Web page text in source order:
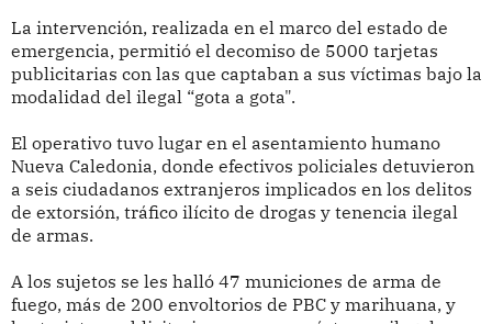
La intervención, realizada en el marco del estado de
emergencia, permitió el decomiso de 5000 tarjetas
publicitarias con las que captaban a sus víctimas bajo la
modalidad del ilegal “gota a gota".
El operativo tuvo lugar en el asentamiento humano
Nueva Caledonia, donde efectivos policiales detuvieron
a seis ciudadanos extranjeros implicados en los delitos
de extorsión, tráfico ilícito de drogas y tenencia ilegal
de armas.
A los sujetos se les halló 47 municiones de arma de
fuego, más de 200 envoltorios de PBC y marihuana, y